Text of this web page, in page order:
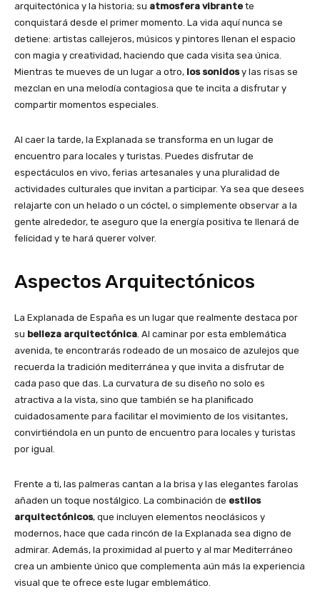
arquitectónica y la historia; su atmosfera vibrante te
conquistará desde el primer momento. La vida aquí nunca se
detiene: artistas callejeros, músicos y pintores llenan el espacio
con magia y creatividad, haciendo que cada visita sea única.
Mientras te mueves de un lugar a otro, los sonidosy las risas se
mezclan en una melodía contagiosa que te incita a disfrutar y
compartir momentos especiales.
Al caer la tarde, la Explanada se transforma en un lugar de
encuentro para locales y turistas. Puedes disfrutar de
espectáculos en vivo, ferias artesanales y una pluralidad de
actividades culturales que invitan a participar. Ya sea que desees
relajarte con un helado o un cóctel, o simplemente observar a la
gente alrededor, te aseguro que la energía positiva te llenará de
felicidad y te hará querer volver.
Aspectos Arquitectónicos
La Explanada de España es un lugar que realmente destaca por
su belleza arquitectónica. Al caminar por esta emblemática
avenida, te encontrarás rodeado de un mosaico de azulejos que
recuerda la tradición mediterránea y que invita a disfrutar de
cada paso que das. La curvatura de su diseño no solo es
atractiva a la vista, sino que también se ha planificado
cuidadosamente para facilitar el movimiento de los visitantes,
convirtiéndola en un punto de encuentro para locales y turistas
por igual.
Frente a ti, las palmeras cantan a la brisa y las elegantes farolas
añaden un toque nostálgico. La combinación de estilos
arquitectónicos, que incluyen elementos neoclásicos y
modernos, hace que cada rincón de la Explanada sea digno de
admirar. Además, la proximidad al puerto y al mar Mediterráneo
crea un ambiente único que complementa aún más la experiencia
visual que te ofrece este lugar emblemático.